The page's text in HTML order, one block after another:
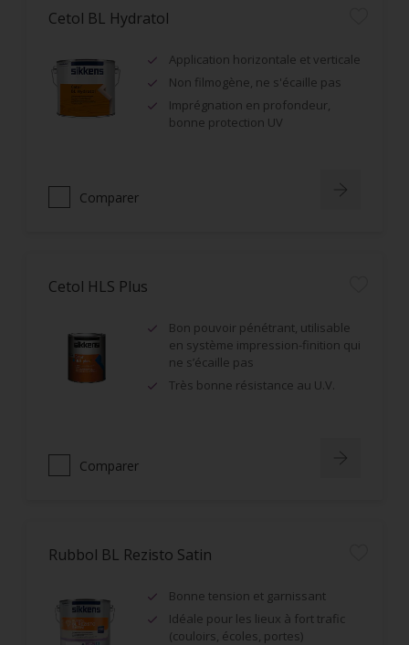
Cetol BL Hydratol
Application horizontale et verticale
Non filmogène, ne s'écaille pas
Imprégnation en profondeur,
bonne protection UV
Comparer
Cetol HLS Plus
Bon pouvoir pénétrant, utilisable
en système impression-finition qui
ne s’écaille pas
Très bonne résistance au U.V.
Comparer
Rubbol BL Rezisto Satin
Bonne tension et garnissant
Idéale pour les lieux à fort trafic
(couloirs, écoles, portes)